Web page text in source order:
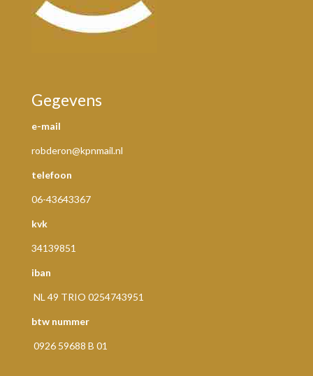
Gegevens
e-mail
robderon@kpnmail.nl
telefoon
06-43643367
kvk
34139851
iban
NL 49 TRIO 0254743951
btw nummer
0926 59688 B 01